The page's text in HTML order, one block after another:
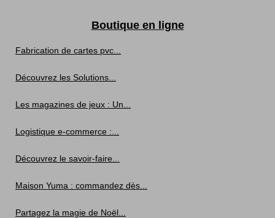
Boutique en ligne
Fabrication de cartes pvc...
Découvrez les Solutions...
Les magazines de jeux : Un...
Logistique e-commerce :...
Découvrez le savoir-faire...
Maison Yuma : commandez dès...
Partagez la magie de Noël...